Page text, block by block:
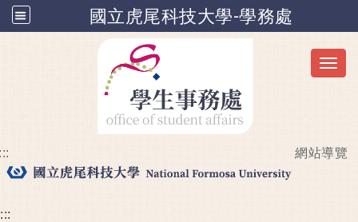
國立虎尾科技大學-學務處
網站導覽
:::